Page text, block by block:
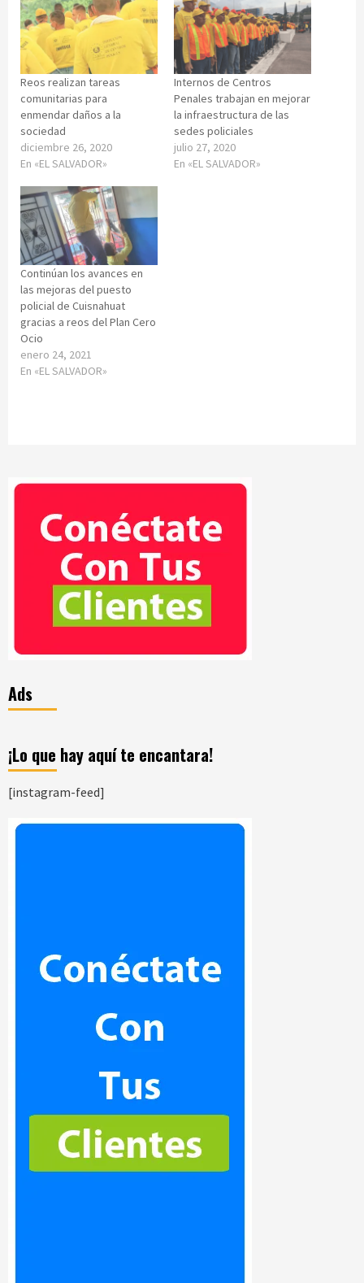
Reos realizan tareas
comunitarias para
enmendar daños a la
sociedad
diciembre 26, 2020
En «EL SALVADOR»
Internos de Centros
Penales trabajan en mejorar
la infraestructura de las
sedes policiales
julio 27, 2020
En «EL SALVADOR»
Continúan los avances en
las mejoras del puesto
policial de Cuisnahuat
gracias a reos del Plan Cero
Ocio
enero 24, 2021
En «EL SALVADOR»
Ads
¡Lo que hay aquí te encantara!
[instagram-feed]